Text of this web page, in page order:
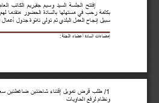
إمضاءات السادة أعضاء اللجنة :
إفتتح الجلسة السید وسیم جقیریم الكاتب العام
بكلمة
رحب في مستھلھا بالسادة الحضور متقدما لھم
سبیل إنجاح العمل البلدي ثم تولى تلاوة جدول أعمال الجلسة المتضمّن للنّقاط التالیة :
1
/ طلب قرض تمویل إقتناء شاحنتین ضاغطتین سعة
ونظام لرفع الحاویات